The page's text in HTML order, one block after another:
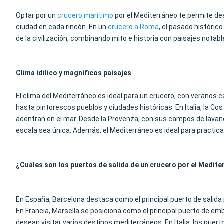
Optar por un crucero marítimo por el Mediterráneo te permite
ciudad en cada rincón. En un crucero a Roma, el pasado
de la civilización, combinando mito e historia con paisajes
Clima idílico y magníficos paisajes
El clima del Mediterráneo es ideal para un crucero, con
hasta pintorescos pueblos y ciudades históricas. En Italia, la
adentran en el mar. Desde la Provenza, con sus campos de
escala sea única. Además, el Mediterráneo es ideal para
¿Cuáles son los puertos de salida de un crucero por el
En España, Barcelona destaca como el principal puerto de
En Francia, Marsella se posiciona como el principal puerto de